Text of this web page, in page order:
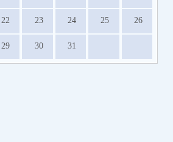
22 23 24 25 26
29 30 31